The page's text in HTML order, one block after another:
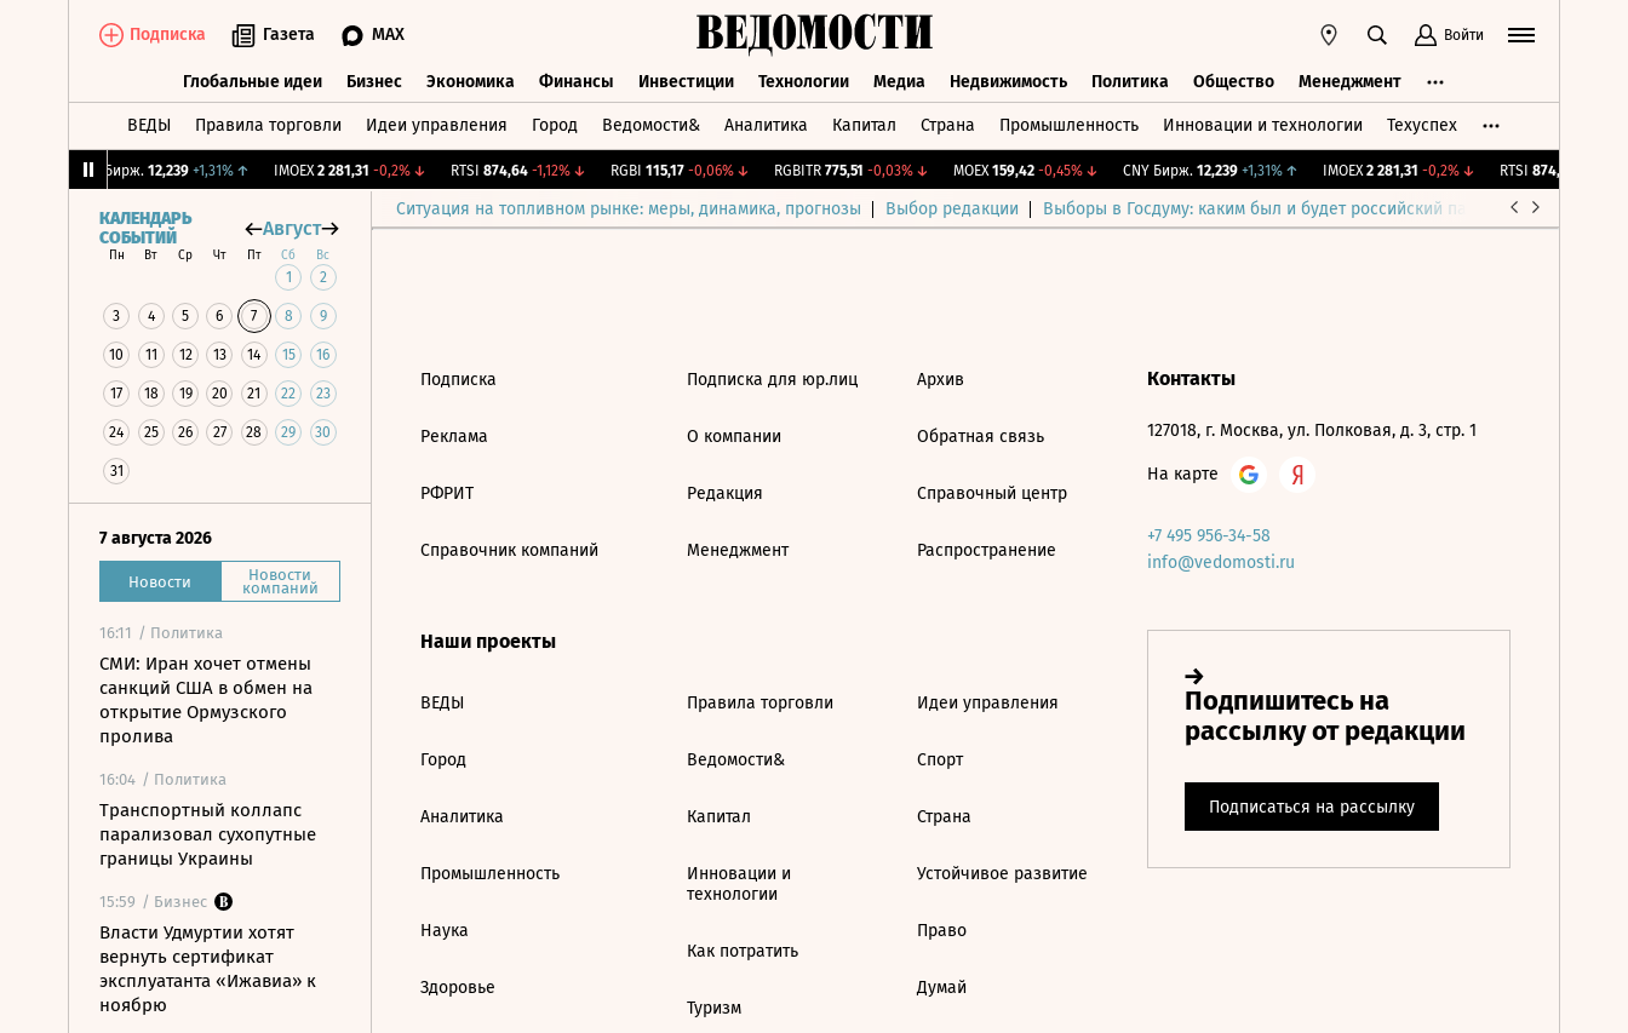
Подписка Газета MAX Войти
Глобальные идеи Бизнес Экономика Финансы Инвестиции Технологии Медиа Недвижимость Политика Общество Менеджмент
ВЕДЫ Правила торговли Идеи управления Город Ведомости& Аналитика Капитал Страна Промышленность Инновации и технологии Техуспех
CNY Бирж. 12,239 +1,31%↑ IMOEX 2 281,31 -0,2%↓ RTSI 874,64 -1,12%↓ RGBI 115,17 -0,06%↓ RGBITR 775,51 -0,03%↓ MOEX 159,42 -0,45%↓ CNY Бирж. 12,239 +1,31%↑ IMOEX 2 281,31 -0,2%↓ RTSI 874,64
Ситуация на топливном рынке: меры, динамика, прогнозы Выбор редакции Выборы в Госдуму: каким был и будет российский парламент
КАЛЕНДАРЬ
СОБЫТИЙ
Август
Пн Вт Ср Чт Пт Сб Вс
1 2
3 4 5 6 7 8 9
10 11 12 13 14 15 16
17 18 19 20 21 22 23
24 25 26 27 28 29 30
31
7 августа 2026
Новости Новости
компаний
16:11 / Политика
СМИ: Иран хочет отмены
санкций США в обмен на
открытие Ормузского
пролива
16:04 / Политика
Транспортный коллапс
парализовал сухопутные
границы Украины
15:59 / Бизнес
Власти Удмуртии хотят
вернуть сертификат
эксплуатанта «Ижавиа» к
ноябрю
Подписка
Реклама
РФРИТ
Справочник компаний
Подписка для юр.лиц
О компании
Редакция
Менеджмент
Архив
Обратная связь
Справочный центр
Распространение
Наши проекты
ВЕДЫ
Город
Аналитика
Промышленность
Наука
Здоровье
Правила торговли
Ведомости&
Капитал
Инновации и
технологии
Как потратить
Туризм
Идеи управления
Спорт
Страна
Устойчивое развитие
Право
Думай
Контакты
127018, г. Москва, ул. Полковая, д. 3, стр. 1
На карте
+7 495 956-34-58
info@vedomosti.ru